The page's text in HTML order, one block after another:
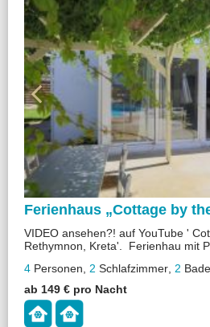
Ferienhaus „Cottage by
VIDEO ansehen?! auf YouTube '
Rethymnon, Kreta'. Ferienhau mit
4 Personen 2 Schlafzimmer 2
ab 149 € pro Nacht